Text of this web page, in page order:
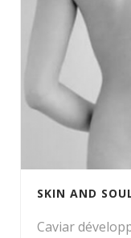
SKIN AND
Caviar